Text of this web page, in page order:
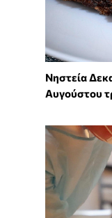
Νηστεία
Αυγούστου